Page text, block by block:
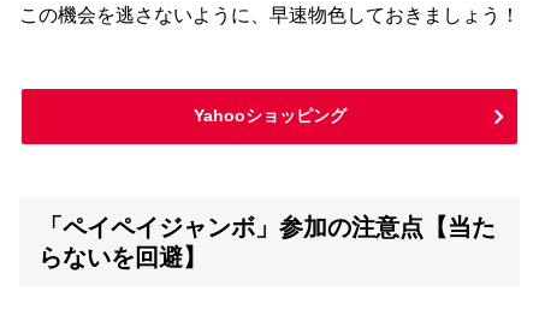
この機会を逃さないように、早速物色しておきましょう！
Yahooショッピング
「ペイペイジャンボ」参加の注意点【当た
らないを回避】